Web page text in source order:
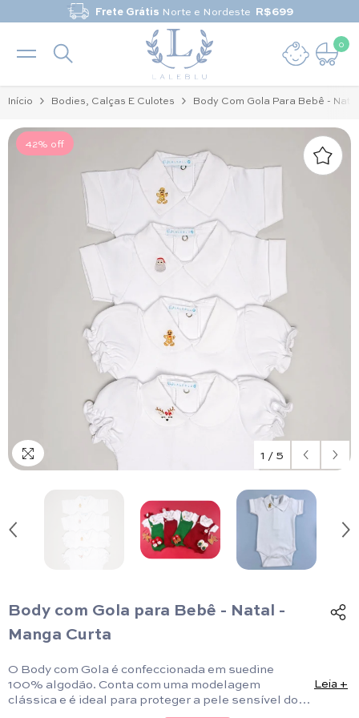
Pular para o conteúdo
Frete Grátis Norte e Nordeste R$699
0
0
Início Bodies, Calças E Culotes Body Com Gola Para Bebê -
42% off
1 / 5
Body com Gola para Bebê - Natal -
Manga Curta
O Body com Gola é confeccionada em suedine
100% algodão. Conta com uma modelagem
clássica e é ideal para proteger a pele sensível do
Leia +